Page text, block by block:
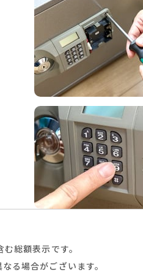
総額表示です。
る場合がございます。